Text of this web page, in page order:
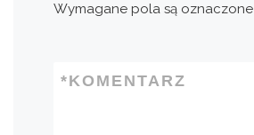
Wymagane pola są oznaczone
KOMENTARZ
*